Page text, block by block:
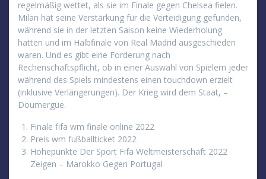
regelmäßig wettet, als sie im Finale gegen Chelsea fielen.
Milan hat seine Verstärkung für die Verteidigung gefunden,
während sie in der letzten Saison keine Wiederholung
hatten und im Halbfinale von Real Madrid ausgeschieden
waren. Und es gibt eine Forderung nach
Rechenschaftspflicht, ob in einer Auswahl von Spielern jeder
während des Spiels mindestens einen touchdown erzielt
(inklusive Verlängerungen). Der Krieg wird dem Staat, –
Doumergue.
Finale fifa wm finale online 2022
Preis wm fußballticket 2022
Höhepunkte Der Sport Fifa Weltmeisterschaft 2022
Zeigen – Marokko Gegen Portugal